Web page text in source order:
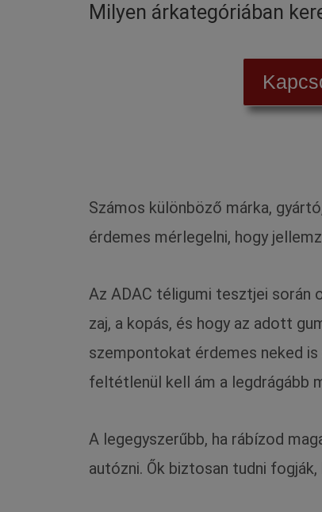
Milyen árkategóriában
Számos különböző márka,
érdemes mérlegelni, hogy
Az ADAC téligumi tesztjei során
zaj, a kopás, és hogy az adott
szempontokat érdemes neked
feltétlenül kell ám a legdrágább
A legegyszerűbb, ha rábízod
autózni. Ők biztosan tudni